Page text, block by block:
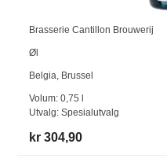
Brasserie Cantillon Brouwerij
Øl
Belgia, Brussel
Volum:0,75
Utvalg:Spesialutvalg
kr 304,90